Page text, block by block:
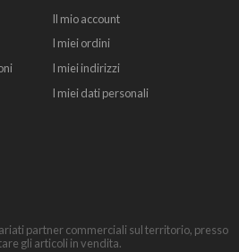
Il mio account
I miei ordini
I miei indirizzi
I miei dati personali
partner commerciali sul territorio, presso
gli articoli in vendita.